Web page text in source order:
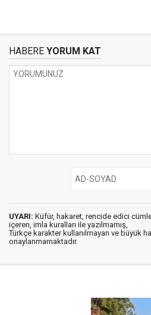
HABERE YORUM KAT
UYARI: Küfür, hakaret, rencide edici
içeren, imla kuralları ile yazılmamış,
Türkçe karakter kullanılmayan ve büyük
onaylanmamaktadır.